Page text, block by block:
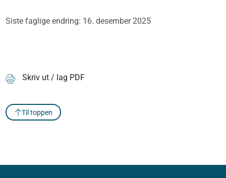
Siste faglige endring: 16. desember 2025
Skriv ut / lag PDF
Til toppen